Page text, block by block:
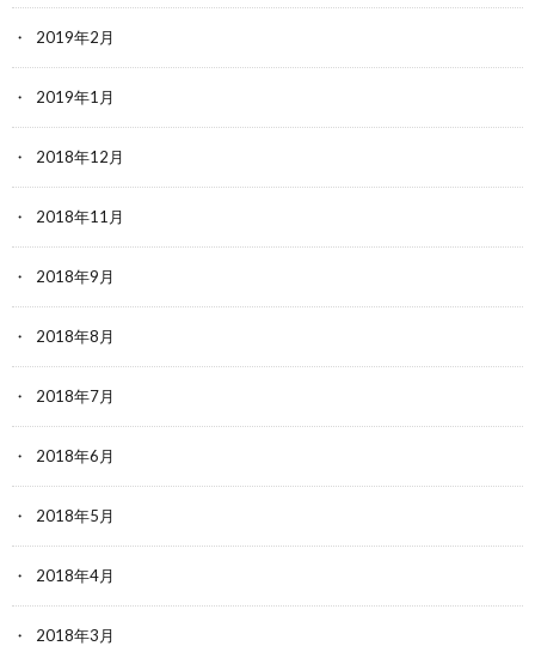
2019年2月
2019年1月
2018年12月
2018年11月
2018年9月
2018年8月
2018年7月
2018年6月
2018年5月
2018年4月
2018年3月